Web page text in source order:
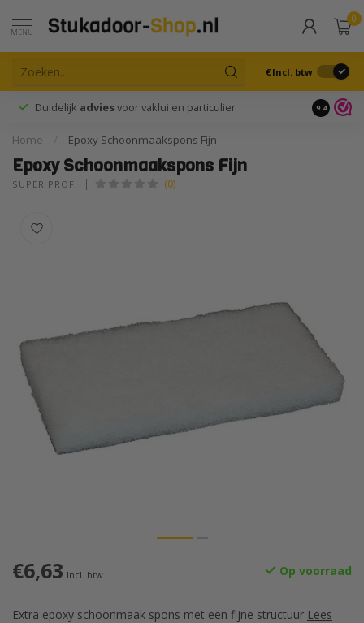
MENU
0
€ Incl. btw
Duidelijk adviesvoor vaklui en particulier 9.4
Home Epoxy Schoonmaakspons Fijn
Epoxy Schoonmaakspons Fijn
SUPER PROF (0)
€6,63 Incl. btw Op voorraad
Extra epoxy schoonmaak spons met een fijne structuur Lees